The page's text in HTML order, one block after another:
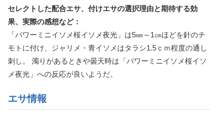
セレクトした配合エサ、付けエサの選択理由と期待する効
果、実際の感想など：
「パワーミニイソメ桜イソメ夜光」は5㎜～1㎝ほどを針のチ
モトに付け、ジャリメ・青イソメはタラシ1.5ｃｍ程度の通し
刺し。 濁りがあるときや曇天時は「パワーミニイソメ桜イソ
メ夜光」への反応が良いようだ。
エサ情報